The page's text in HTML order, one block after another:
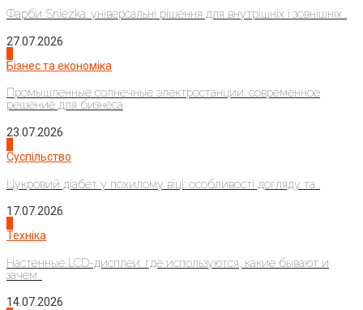
Фарби Sniezka: універсальні рішення для внутрішніх і зовнішніх...
27.07.2026
Бізнес та економіка
Промышленные солнечные электростанции: современное
решение для бизнеса
23.07.2026
Суспільство
Цукровий діабет у похилому віці: особливості догляду та...
17.07.2026
Техніка
Настенные LCD-дисплеи: где используются, какие бывают и
зачем...
14.07.2026